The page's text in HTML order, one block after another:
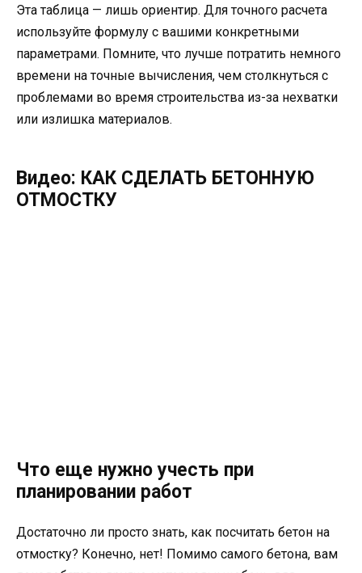
Эта таблица — лишь ориентир. Для точного расчета
используйте формулу с вашими конкретными
параметрами. Помните, что лучше потратить немного
времени на точные вычисления, чем столкнуться с
проблемами во время строительства из-за нехватки
или излишка материалов.
Видео: КАК СДЕЛАТЬ БЕТОННУЮ
ОТМОСТКУ
Что еще нужно учесть при
планировании работ
Достаточно ли просто знать, как посчитать бетон на
отмостку? Конечно, нет! Помимо самого бетона, вам